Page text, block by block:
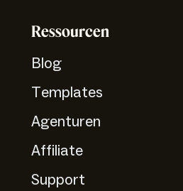
Ressourcen
Blog
Templates
Agenturen
Affiliate
Support